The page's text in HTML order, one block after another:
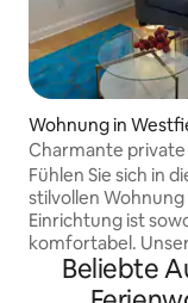
Wohnung in
Charmante
zweites Zuhause
Fühlen Sie sich in
stilvollen Wohnung
Einrichtung ist
komfortabel.
Einheit befindet
von Westfield in
Beliebte